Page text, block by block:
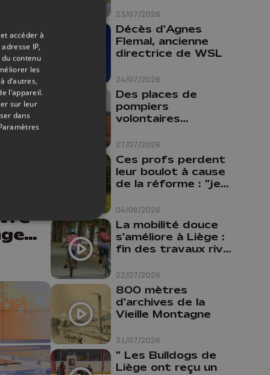
23/07/2026
24/07/2026
Décès d'Agnes
Flemal, ancienne
directrice de WSL
27/07/2026
Des places de
pompiers
volontaires
province de Liège :
"Un citoyen qui
n'est formé ne
peut pas nous
aider"
04/08/2026
Ces profs perdent
leur boulot à cause
de la réforme : "je
comme prof que
comme
pharmacienne"
22/07/2026
La mobilité douce
s'améliore à Liège :
fin des travaux rive
cyclo-piétonnes
Avroy et
Guillemins...
31/07/2026
800 mètres
d'archives de la
Vieille Montagne
" Les Bulldogs de
Liège ont reçu un
accéder à
IP,
contenu
les
d’autres,
l’appareil.
sur leur
dans